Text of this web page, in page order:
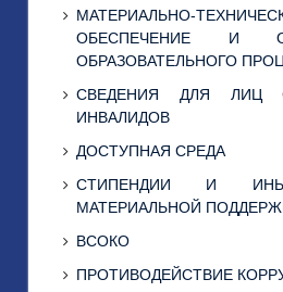
МАТЕРИАЛЬНО-
ОБЕСПЕЧЕНИЕ И
ОБРАЗОВАТЕЛЬНОГО
СВЕДЕНИЯ ДЛЯ
ИНВАЛИДОВ
ДОСТУПНАЯ СРЕДА
СТИПЕНДИИ И
МАТЕРИАЛЬНОЙ
ВСОКО
ПРОТИВОДЕЙСТВИЕ